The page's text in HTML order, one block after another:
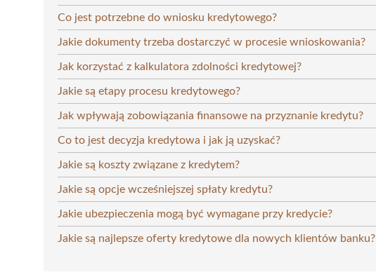
Co jest potrzebne do wniosku kredytowego?
Jakie dokumenty trzeba dostarczyć w procesie wnioskowania?
Jak korzystać z kalkulatora zdolności kredytowej?
Jakie są etapy procesu kredytowego?
Jak wpływają zobowiązania finansowe na przyznanie kredytu?
Co to jest decyzja kredytowa i jak ją uzyskać?
Jakie są koszty związane z kredytem?
Jakie są opcje wcześniejszej spłaty kredytu?
Jakie ubezpieczenia mogą być wymagane przy kredycie?
Jakie są najlepsze oferty kredytowe dla nowych klientów banku?